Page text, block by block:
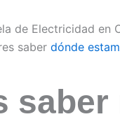
de Electricidad en
saber dónde